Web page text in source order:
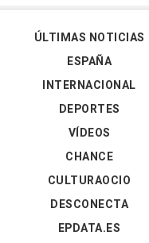
ÚLTIMAS NOTICIAS
ESPAÑA
INTERNACIONAL
DEPORTES
VÍDEOS
CHANCE
CULTURAOCIO
DESCONECTA
EPDATA.ES